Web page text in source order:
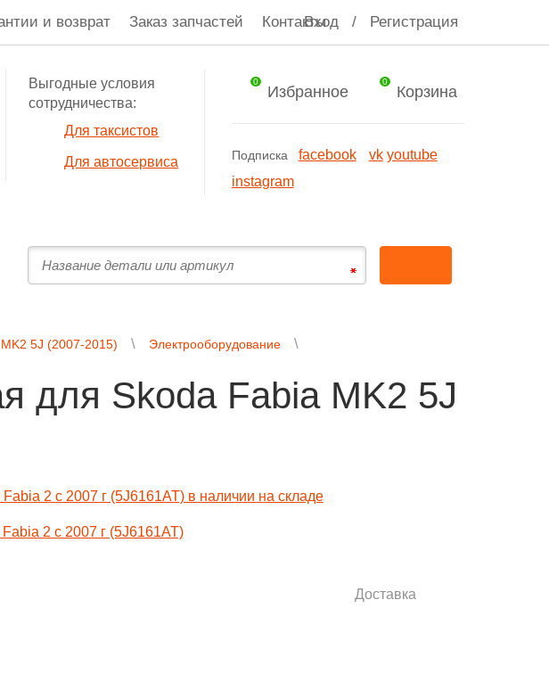
и возврат Заказ запчастей Контакты
Вход / Регистрация
Выгодные условия
сотрудничества:
Для таксистов
Для автосервиса
0
Избранное
0
Корзина
Подписка facebook vk youtube
instagram
5J (2007-2015) Электрооборудование
для Skoda Fabia MK2 5J
2 с 2007 г (5J6161AT)
Доставка